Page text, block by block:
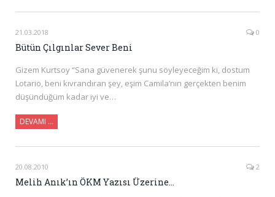
21.03.2018 0
Bütün Çılgınlar Sever Beni
Gizem Kurtsoy “Sana güvenerek şunu söyleyeceğim ki, dostum
Lotario, beni kıvrandıran şey, eşim Camila’nın gerçekten benim
düşündüğüm kadar iyi ve…
DEVAMI …
20.08.2010 2
Melih Anık’ın ÖKM Yazısı Üzerine…